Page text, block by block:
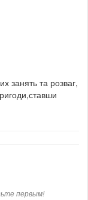
занять та розваг,
первым!